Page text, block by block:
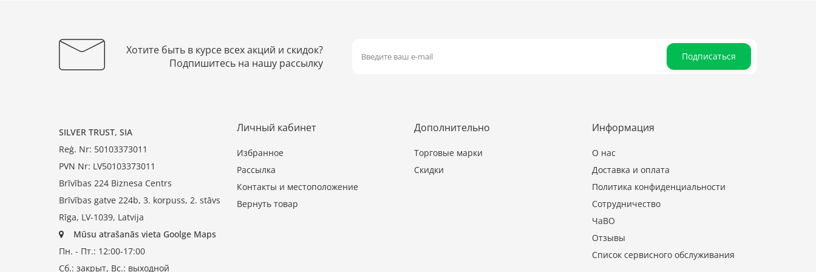
Хотите быть в курсе всех акций и скидок?
Подпишитесь на нашу рассылку
Подписаться
SILVER TRUST, SIA
Reģ. Nr: 50103373011
PVN Nr: LV50103373011
Brīvības 224 Biznesa Centrs
Brīvības gatve 224b, 3. korpuss, 2. stāvs
Rīga, LV-1039, Latvija
Mūsu atrašanās vieta Goolge Maps
Пн. - Пт.: 12:00-17:00
Сб.: закрыт, Вс.: выходной
Личный кабинет
Избранное
Рассылка
Контакты и местоположение
Вернуть товар
Дополнительно
Торговые марки
Скидки
Информация
О нас
Доставка и оплата
Политика конфиденциальности
Сотрудничество
ЧаВО
Отзывы
Список сервисного обслуживания